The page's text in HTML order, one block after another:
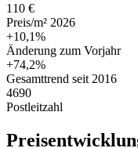
110 €
Preis/m² 2026
+10,1%
Änderung zum Vorjahr
+74,2%
Gesamttrend seit 2016
4690
Postleitzahl